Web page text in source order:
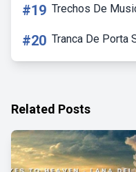
#19 Trechos De
#20 Tranca De Porta
Related Posts